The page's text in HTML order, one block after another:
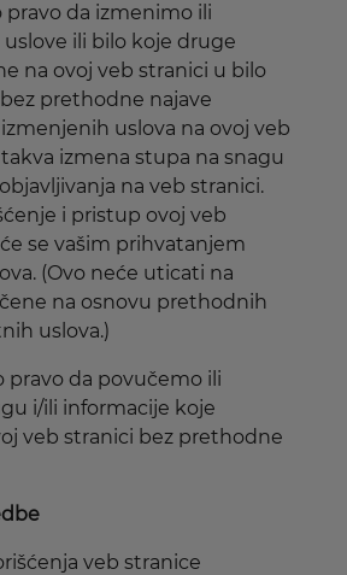
pravo da izmenimo ili
ili bilo koje druge
na ovoj veb stranici u bilo
prethodne najave
uslova na ovoj veb
izmena stupa na snagu
na veb stranici.
i pristup ovoj veb
se vašim prihvatanjem
(Ovo neće uticati na
na osnovu prethodnih
uslova.)
pravo da povučemo ili
i/ili informacije koje
veb stranici bez prethodne
veb stranice